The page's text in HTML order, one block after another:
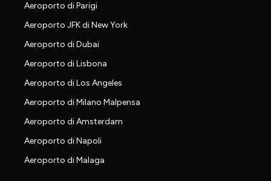
Aeroporto di Parigi
Aeroporto JFK di New York
Aeroporto di Dubai
Aeroporto di Lisbona
Aeroporto di Los Angeles
Aeroporto di Milano Malpensa
Aeroporto di Amsterdam
Aeroporto di Napoli
Aeroporto di Malaga